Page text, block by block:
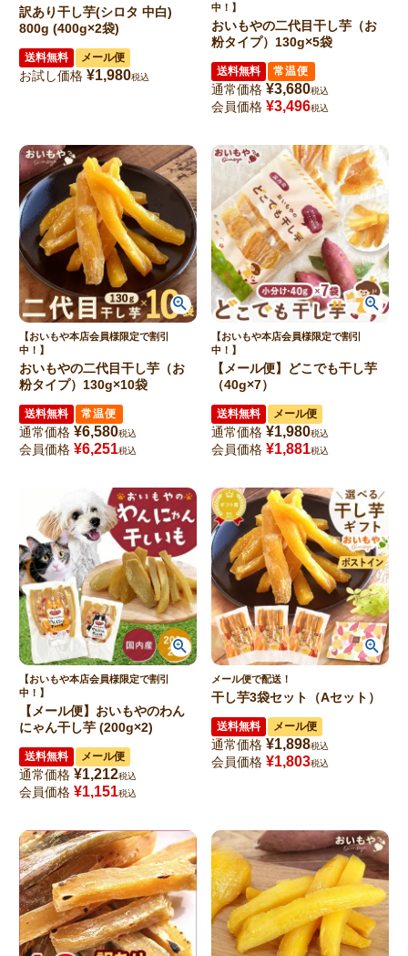
訳あり干し芋(シロタ 中白)
800g (400g×2袋)
送料無料 メール便
お試し価格 ¥1,980税込
中！】
おいもやの二代目干し芋（お
粉タイプ）130g×5袋
送料無料 常温便
通常価格 ¥3,680税込
会員価格 ¥3,496税込
【おいもや本店会員様限定で割引
中！】
おいもやの二代目干し芋（お
粉タイプ）130g×10袋
送料無料 常温便
通常価格 ¥6,580税込
会員価格 ¥6,251税込
【おいもや本店会員様限定で割引
中！】
【メール便】どこでも干し芋
（40g×7）
送料無料 メール便
通常価格 ¥1,980税込
会員価格 ¥1,881税込
【おいもや本店会員様限定で割引
中！】
【メール便】おいもやのわん
にゃん干し芋 (200g×2)
送料無料 メール便
通常価格 ¥1,212税込
会員価格 ¥1,151税込
メール便で配送！
干し芋3袋セット（Aセット）
送料無料 メール便
通常価格 ¥1,898税込
会員価格 ¥1,803税込